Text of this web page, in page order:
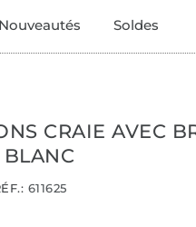
Nouveautés Soldes
CRAIE AVEC
BLANC
611625